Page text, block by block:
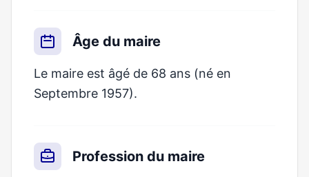
Âge du maire
Le maire est âgé de 68 ans (né en
Septembre 1957).
Profession du maire